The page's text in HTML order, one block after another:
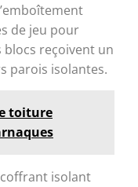
de jeu pour
blocs reçoivent un
parois isolantes.
toiture
coffrant isolant